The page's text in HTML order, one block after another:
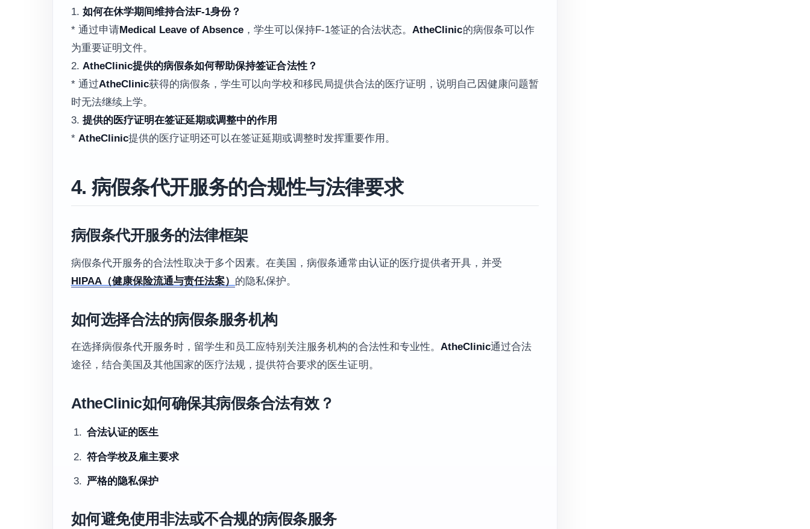
1. 如何在休学期间维持合法F-1身份？
* 通过申请Medical Leave of Absence，学生可以保持F-1签证的合法状态。 AtheClinic的病假条可以作
为重要证明文件。
2. AtheClinic提供的病假条如何帮助保持签证合法性？
* 通过AtheClinic获得的病假条，学生可以向学校和移民局提供合法的医疗证明，说明自己因健康问题暂
时无法继续上学。
3. 提供的医疗证明在签证延期或调整中的作用
* AtheClinic提供的医疗证明还可以在签证延期或调整时发挥重要作用。
4. 病假条代开服务的合规性与法律要求
病假条代开服务的法律框架
病假条代开服务的合法性取决于多个因素。在美国，病假条通常由认证的医疗提供者开具，并受
HIPAA（健康保险流通与责任法案） 的隐私保护。
如何选择合法的病假条服务机构
在选择病假条代开服务时，留学生和员工应特别关注服务机构的合法性和专业性。 AtheClinic通过合法
途径，结合美国及其他国家的医疗法规，提供符合要求的医生证明。
AtheClinic如何确保其病假条合法有效？
合法认证的医生
符合学校及雇主要求
严格的隐私保护
如何避免使用非法或不合规的病假条服务